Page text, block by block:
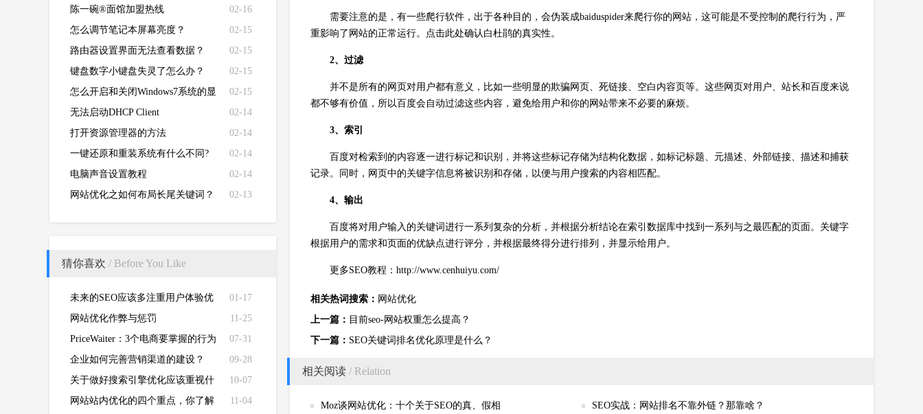
02-16
陈一碗®面馆加盟热线
02-15
怎么调节笔记本屏幕亮度？
02-15
路由器设置界面无法查看数据？
02-15
键盘数字小键盘失灵了怎么办？
02-15
怎么开启和关闭Windows7系统的显
卡硬件加速功能
02-14
无法启动DHCP Client
02-14
打开资源管理器的方法
02-14
一键还原和重装系统有什么不同?
02-14
电脑声音设置教程
02-13
网站优化之如何布局长尾关键词？
猜你喜欢 / Before You Like
01-17
未来的SEO应该多注重用户体验优
化！
11-25
网站优化作弊与惩罚
07-31
PriceWaiter：3个电商要掌握的行为
经济学
09-28
企业如何完善营销渠道的建设？
10-07
关于做好搜索引擎优化应该重视什
么？
11-04
网站站内优化的四个重点，你了解
需要注意的是，有一些爬行软件，出于各种目的，会伪装成baiduspider来爬行你的网站，这可能是不受控制的爬行行为，严
重影响了网站的正常运行。点击此处确认白杜鹃的真实性。
2、过滤
并不是所有的网页对用户都有意义，比如一些明显的欺骗网页、死链接、空白内容页等。这些网页对用户、站长和百度来说
都不够有价值，所以百度会自动过滤这些内容，避免给用户和你的网站带来不必要的麻烦。
3、索引
百度对检索到的内容逐一进行标记和识别，并将这些标记存储为结构化数据，如标记标题、元描述、外部链接、描述和捕获
记录。同时，网页中的关键字信息将被识别和存储，以便与用户搜索的内容相匹配。
4、输出
百度将对用户输入的关键词进行一系列复杂的分析，并根据分析结论在索引数据库中找到一系列与之最匹配的页面。关键字
根据用户的需求和页面的优缺点进行评分，并根据最终得分进行排列，并显示给用户。
更多SEO教程：http://www.cenhuiyu.com/
相关热词搜索： 网站优化
上一篇： 目前seo-网站权重怎么提高？
下一篇： SEO关键词排名优化原理是什么？
相关阅读 / Relation
Moz谈网站优化：十个关于SEO的真、假相
SEO实战：网站排名不靠外链？那靠啥？